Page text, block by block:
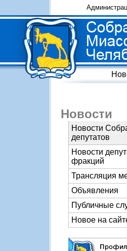
Новости
Новости
депутатов
Новости
фракций
Трансляция
Объявления
Публичные
Новое на